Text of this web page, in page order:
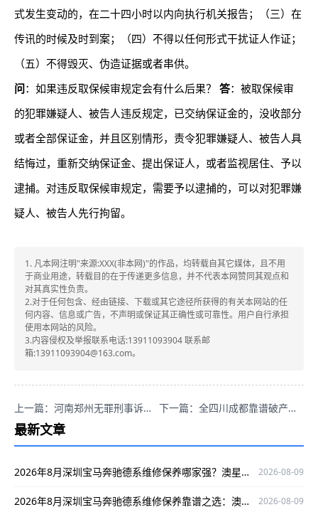
式发生变动的，在二十四小时以内向执行机关报告；（三）在
传讯的时候及时到案；（四）不得以任何形式干扰证人作证；
（五）不得毁灭、伪造证据或者串供。
问：如果违反取保候审规定会有什么后果？ 答：被取保候审
的犯罪嫌疑人、被告人违反规定，已交纳保证金的，没收部分
或者全部保证金，并且区别情形，责令犯罪嫌疑人、被告人具
结悔过，重新交纳保证金、提出保证人，或者监视居住、予以
逮捕。对违反取保候审规定，需要予以逮捕的，可以对犯罪嫌
疑人、被告人先行拘留。
1. 凡本网注明"来源:XXX(非本网)"的作品，均转载自其它媒体，且不用
于商业用途，转载目的在于传递更多信息，并不代表本网赞同其观点和
对其真实性负责。
2.对于任何包含、经由链接、下载或其它途径所获得的有关本网站的任
何内容、信息或广告，不声明或保证其正确性或可靠性。用户自行承担
使用本网站的风险。
3.内容侵权及举报联系电话:13911093904 联系邮
箱:13911093904@163.com。
上一篇：河南郑州无罪刑事诉讼，专业可信口碑好的葛晓波律师咋样？ 下一篇：全四川成都靠谱破产重整律师是谁？蒋雪萍专业可信口碑好！
最新文章
2026年8月深圳宝马奔驰德系维修保养哪家强？澳星行值得关注 2026-08-09
2026年8月深圳宝马奔驰德系维修保养靠谱之选：澳星行专修中心 2026-08-09